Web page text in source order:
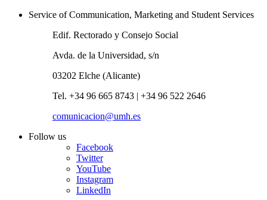
Service of Communication, Marketing and Student Services
Edif. Rectorado y Consejo Social
Avda. de la Universidad, s/n
03202 Elche (Alicante)
Tel. +34 96 665 8743 | +34 96 522 2646
comunicacion@umh.es
Follow us
Facebook
Twitter
YouTube
Instagram
LinkedIn